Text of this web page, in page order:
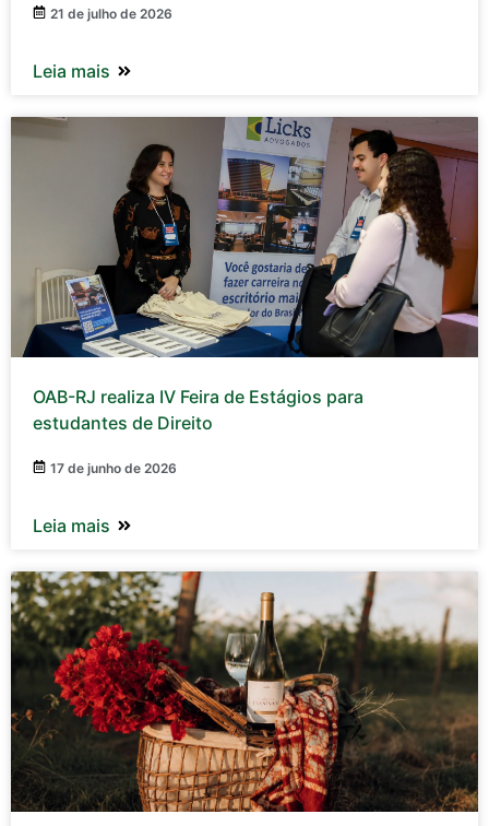
21 de julho de 2026
Leia mais
OAB-RJ realiza IV Feira de Estágios para
estudantes de Direito
17 de junho de 2026
Leia mais